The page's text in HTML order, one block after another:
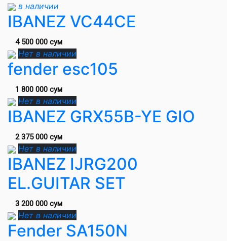
в наличии
IBANEZ VC44CE
4 500 000 сум
Нет в наличии
fender esc105
1 800 000 сум
Нет в наличии
IBANEZ GRX55B-YE GIO
2 375 000 сум
Нет в наличии
IBANEZ IJRG200
EL.GUITAR SET
3 200 000 сум
Нет в наличии
Fender SA150N